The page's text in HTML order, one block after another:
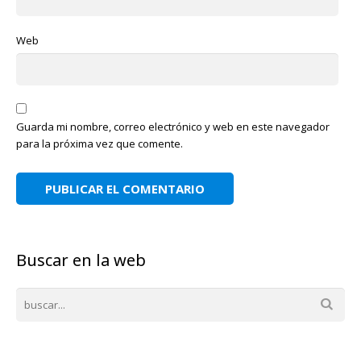
Web
Guarda mi nombre, correo electrónico y web en este navegador
para la próxima vez que comente.
Buscar en la web